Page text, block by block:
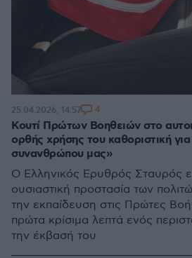
Κουτί Πρώτων Βοηθειών στο
ορθής χρήσης του καθοριστική
συνανθρώπου μας»
Ο Ελληνικός Ερυθρός Σταυρός
ουσιαστική προστασία των
την εκπαίδευση στις Πρώτες
πρώτα κρίσιμα λεπτά ενός
την έκβασή του
25.04.2026, 14:57 4